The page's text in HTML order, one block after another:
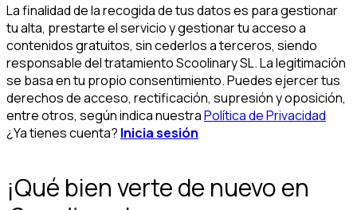
La finalidad de la recogida de tus datos es para gestionar
tu alta, prestarte el servicio y gestionar tu acceso a
contenidos gratuitos, sin cederlos a terceros, siendo
responsable del tratamiento Scoolinary SL. La legitimación
se basa en tu propio consentimiento. Puedes ejercer tus
derechos de acceso, rectificación, supresión y oposición,
entre otros, según indica nuestraPolítica de Privacidad
¿Ya tienes cuenta? Inicia sesión
¡Qué bien verte de nuevo en